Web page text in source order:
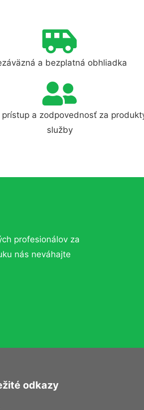
a bezplatná obhliadka
prístup a zodpovednosť za
služby
profesionálov za
nás neváhajte
odkazy